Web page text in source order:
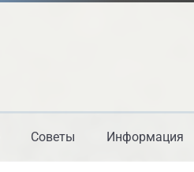
Советы Информация